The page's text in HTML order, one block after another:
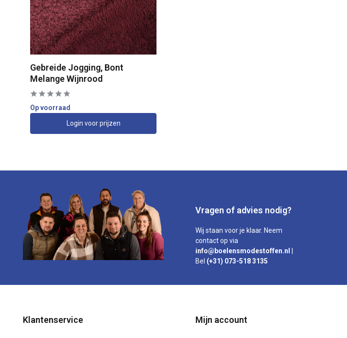
Gebreide Jogging, Bont
Melange Wijnrood
Op voorraad
Login voor prijzen
Vragen of advies nodig?
Wij staan voor je klaar. Neem
contact op via
info@boelensmodestoffen.nl
Bel (+31) 073-518 3135
Klantenservice Mijn account